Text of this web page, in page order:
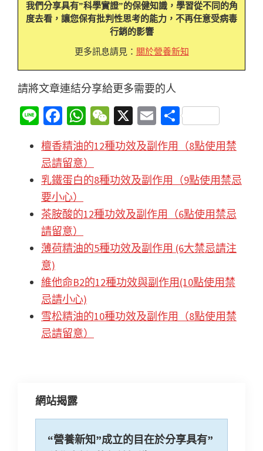
我們分享具有”科學實證”的保健知識，學習從不同的角
度去看，讓您保有批判性思考的能力，不再任意受病毒
行銷的影響
更多訊息請見： 關於營養新知
請將文章連結分享給更多需要的人
Li
n
e
Fa
ce
b
o
o
k
W
h
at
sA
p
p
W
e
C
h
at
X
E
m
ai
l
分
檀香精油的12種功效及副作用（8點使用禁
忌請留意）
乳鐵蛋白的8種功效及副作用（9點使用禁忌
要小心）
茶胺酸的12種功效及副作用（6點使用禁忌
請留意）
薄荷精油的5種功效及副作用 (6大禁忌請注
意)
維他命B2的12種功效與副作用(10點使用禁
忌請小心)
雪松精油的10種功效及副作用（8點使用禁
忌請留意）
網站揭露
“營養新知”成立的目在於分享具有”